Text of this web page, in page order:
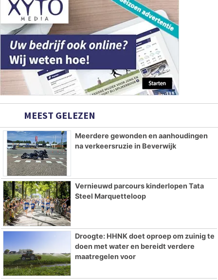
MEEST GELEZEN
Meerdere gewonden en aanhoudingen
na verkeersruzie in Beverwijk
Vernieuwd parcours kinderlopen Tata
Steel Marquetteloop
Droogte: HHNK doet oproep om zuinig te
doen met water en bereidt verdere
maatregelen voor